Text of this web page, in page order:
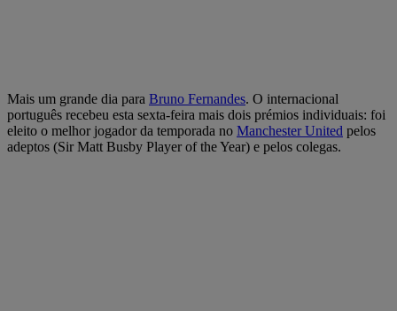
Mais um grande dia para Bruno Fernandes. O internacional
português recebeu esta sexta-feira mais dois prémios individuais: foi
eleito o melhor jogador da temporada no Manchester United pelos
adeptos (Sir Matt Busby Player of the Year) e pelos colegas.